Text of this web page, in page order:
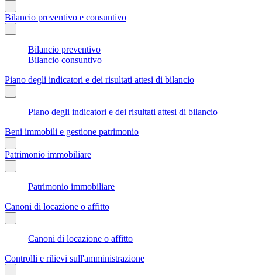
Bilancio preventivo e consuntivo
Bilancio preventivo
Bilancio consuntivo
Piano degli indicatori e dei risultati attesi di bilancio
Piano degli indicatori e dei risultati attesi di bilancio
Beni immobili e gestione patrimonio
Patrimonio immobiliare
Patrimonio immobiliare
Canoni di locazione o affitto
Canoni di locazione o affitto
Controlli e rilievi sull'amministrazione